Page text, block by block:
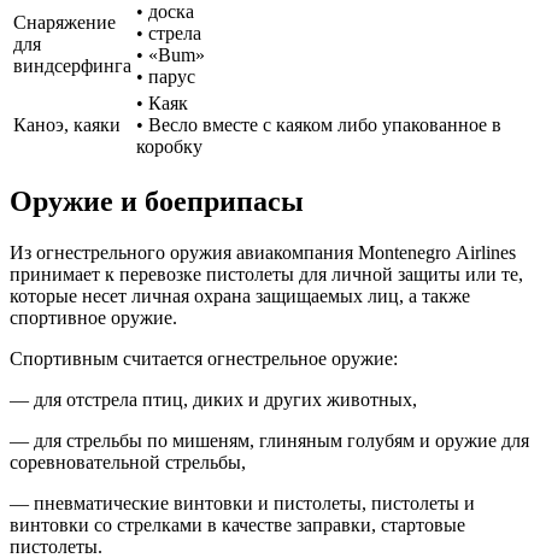
Снаряжение
для
виндсерфинга
• доска
• стрела
• «Bum»
• парус
Каноэ, каяки
• Каяк
• Весло вместе с каяком либо упакованное в
коробку
Оружие и боеприпасы
Из огнестрельного оружия авиакомпания Мontenegro Аirlines
принимает к перевозке пистолеты для личной защиты или те,
которые несет личная охрана защищаемых лиц, а также
спортивное оружие.
Спортивным считается огнестрельное оружие:
— для отстрела птиц, диких и других животных,
— для стрельбы по мишеням, глиняным голубям и оружие для
соревновательной стрельбы,
— пневматические винтовки и пистолеты, пистолеты и
винтовки со стрелками в качестве заправки, стартовые
пистолеты.